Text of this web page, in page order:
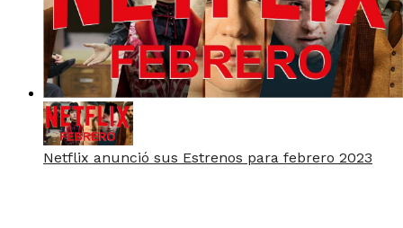
Netflix anunció sus Estrenos para febrero 2023